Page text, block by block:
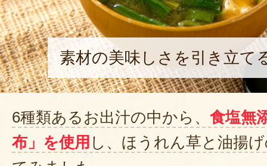
素材の美味しさを引き立て
6種類あるお出汁の中から、 食塩無
布」を使用 し、ほうれん草と油揚